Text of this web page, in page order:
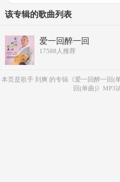
该专辑的歌曲列表
爱一回醉一回
17588 人推荐
本页是歌手 刘爽 的专辑《爱一回醉一回(
回(单曲)》MP3